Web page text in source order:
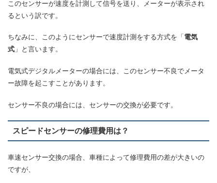
このセンサーが速度を計測して信号を送り、メーターが表示され
るという訳です。
ちなみに、このようにセンサーで速度計測をする方式を「 電気
式 」と言います。
電気式デジタルメーターの場合には、このセンサー不良でメータ
ー故障を起こすことがあります。
センサー不良の場合には、センサーの交換が必要です。
スピードセンサーの修理費用は？
車速センサー交換の場合、車種によって修理費用の差が大きいの
ですが、